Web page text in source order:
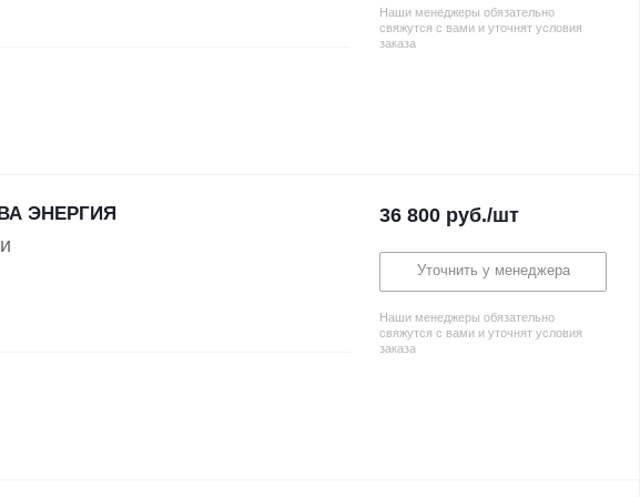
Наши менеджеры обязательно
свяжутся с вами и уточнят условия
заказа
ВА ЭНЕРГИЯ 36 800 руб./шт
Уточнить у менеджера
Наши менеджеры обязательно
свяжутся с вами и уточнят условия
заказа